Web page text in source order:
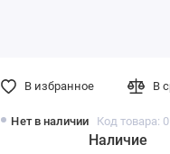
Нет в наличии Код товара:
Наличие
В избранное В